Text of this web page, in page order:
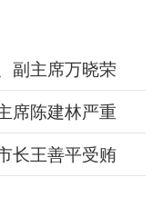
副主席万晓荣
席陈建林严重
长王善平受贿